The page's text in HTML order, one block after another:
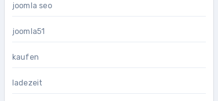
joomla seo
joomla51
kaufen
ladezeit